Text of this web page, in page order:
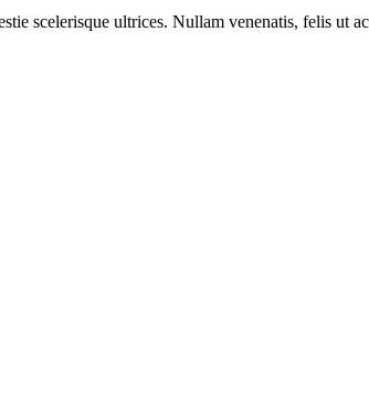
scelerisque ultrices. Nullam venenatis, felis ut